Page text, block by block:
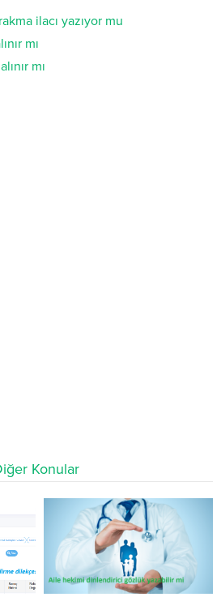
ilacı yazıyor mu
mı
mı
Konular